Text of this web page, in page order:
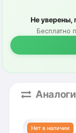
Не уверены,
Бесплатно
Аналоги